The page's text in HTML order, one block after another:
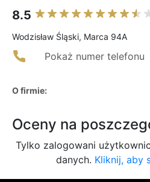
8.5
Wodzisław Śląski, Marca 94A
Pokaż numer telefonu
O firmie:
Oceny na
Tylko zalogowani
danych. Kliknij, aby